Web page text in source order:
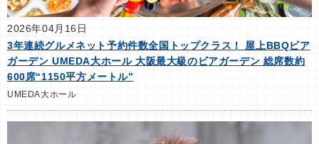
2026年04月16日
3年連続グルメネット予約件数全国トップクラス！ 屋上BBQビア
ガーデン UMEDA大ホール 大阪最大級のビアガーデン 総席数約
600席“1150平方メートル”
UMEDA大ホール